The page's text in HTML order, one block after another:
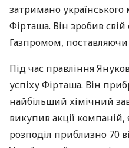
затримано
Фірташа. Він зробив свій
Газпромом, поставляючи
Під час правління
успіху Фірташа. Він
найбільший хімічний
викупив акції компаній,
розподіл приблизно 70